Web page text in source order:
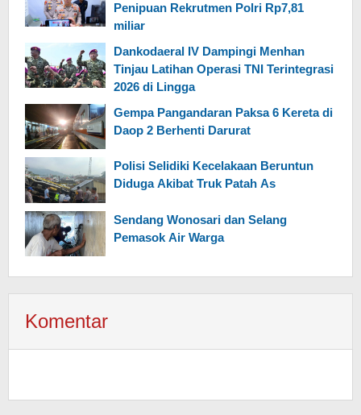
Penipuan Rekrutmen Polri Rp7,81
miliar
Dankodaeral IV Dampingi Menhan
Tinjau Latihan Operasi TNI Terintegrasi
2026 di Lingga
Gempa Pangandaran Paksa 6 Kereta di
Daop 2 Berhenti Darurat
Polisi Selidiki Kecelakaan Beruntun
Diduga Akibat Truk Patah As
Sendang Wonosari dan Selang
Pemasok Air Warga
Komentar